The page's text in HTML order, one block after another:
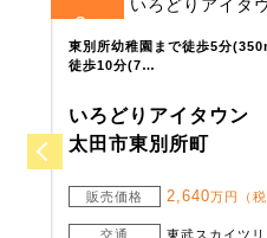
2
東別所幼稚園まで徒歩5分
徒歩10分(7…
いろどりアイタウン
太田市東別所町
販売価格 2,640万円（税
交通
東武スカイツ